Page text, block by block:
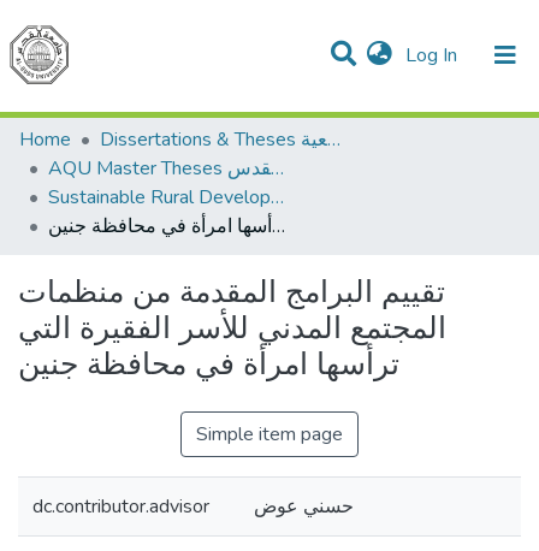
Log In (current)
Communities & Collections
All of DSpace
Home
Dissertations & Theses الرسائل الجامعية
AQU Master Theses الرسائل الجامعية الخاصة بجامعة القدس
Sustainable Rural Development التنمية الريفية المستدامة
تقييم البرامج المقدمة من منظمات المجتمع المدني للأسر الفقيرة التي ترأسها امرأة في محافظة جنين
تقييم البرامج المقدمة من منظمات
المجتمع المدني للأسر الفقيرة التي
ترأسها امرأة في محافظة جنين
Simple item page
dc.contributor.advisor حسني عوض